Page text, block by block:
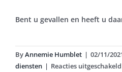
Bent u gevallen en heeft u
ByAnnemie Humblet | 02/11/
diensten | Reacties uitgeschakeld